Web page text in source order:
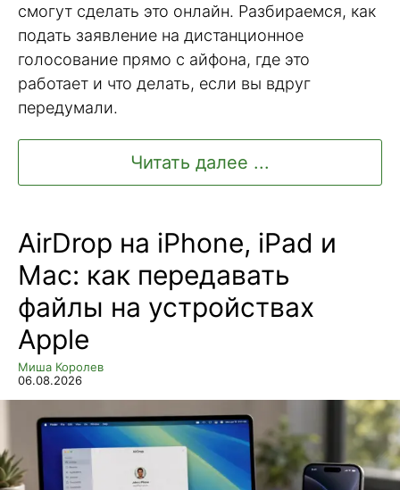
смогут сделать это онлайн. Разбираемся, как
подать заявление на дистанционное
голосование прямо с айфона, где это
работает и что делать, если вы вдруг
передумали.
Читать далее ...
AirDrop на iPhone, iPad и
Mac: как передавать
файлы на устройствах
Apple
Миша Королев
06.08.2026